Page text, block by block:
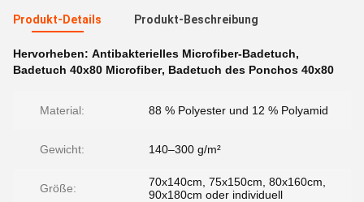
Produkt-Details Produkt-Beschreibung
Hervorheben: Antibakterielles Microfiber-Badetuch,
Badetuch 40x80 Microfiber, Badetuch des Ponchos 40x80
Material: 88 % Polyester und 12 % Polyamid
Gewicht: 140–300 g/m²
Größe:
70x140cm, 75x150cm, 80x160cm,
90x180cm oder individuell